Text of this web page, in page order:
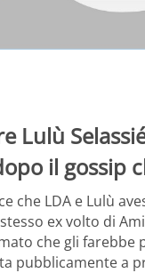
Lulù
il gossip
che LDA e Lulù
ex volto di
che gli farebbe
pubblicamente a